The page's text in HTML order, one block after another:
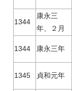
1344
康永三
年、２月
1344 康永三年
1345 貞和元年